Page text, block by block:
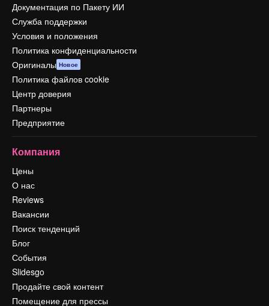
Документация по Пакету ИИ
Служба поддержки
Условия и положения
Политика конфиденциальности
Оригиналы Новое
Политика файлов cookie
Центр доверия
Партнеры
Предприятие
Компания
Цены
О нас
Reviews
Вакансии
Поиск тенденций
Блог
События
Slidesgo
Продайте свой контент
Помещение для прессы